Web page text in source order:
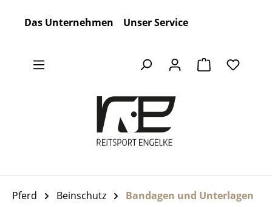
Das Unternehmen Unser Service
Warenkorb
Pferd Beinschutz Bandagen und Unterlagen